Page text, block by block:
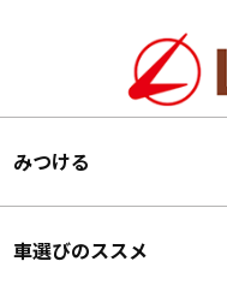
みつける
車選びのススメ